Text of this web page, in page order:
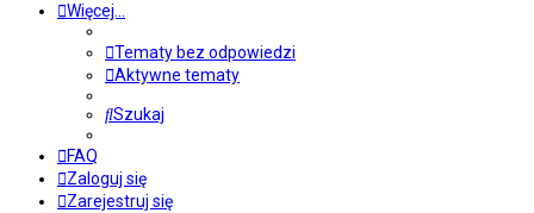
Więcej…
Tematy bez odpowiedzi
Aktywne tematy
Szukaj
FAQ
Zaloguj się
Zarejestruj się